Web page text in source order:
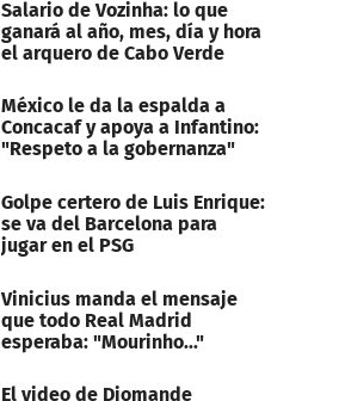
Salario de Vozinha: lo que
ganará al año, mes, día y hora
el arquero de Cabo Verde
México le da la espalda a
Concacaf y apoya a Infantino:
"Respeto a la gobernanza"
Golpe certero de Luis Enrique:
se va del Barcelona para
jugar en el PSG
Vinicius manda el mensaje
que todo Real Madrid
esperaba: "Mourinho..."
El video de Diomande